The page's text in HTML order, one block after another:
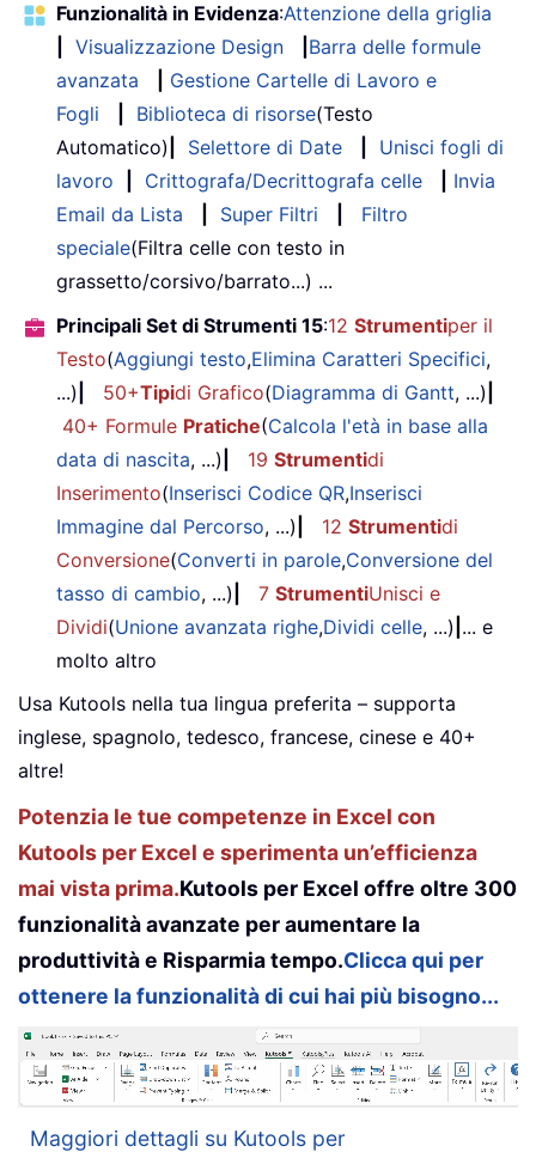
Funzionalità in Evidenza:Attenzione della griglia
Visualizzazione Design
Barra delle formule
avanzata
Gestione Cartelle di Lavoro e
Fogli
Biblioteca di risorse(Testo
Automatico)
Selettore di Date
Unisci fogli di
lavoro
Crittografa/Decrittografa celle
Invia
Email da Lista
Super Filtri
Filtro
speciale(Filtra celle con testo in
grassetto/corsivo/barrato...) ...
Principali Set di Strumenti 15:12 Strumentiper il
Testo(Aggiungi testo,Elimina Caratteri Specifici,
...)
50+Tipidi Grafico(Diagramma di Gantt, ...)
40+ Formule Pratiche(Calcola l'età in base alla
data di nascita, ...) 19 Strumentidi
Inserimento(Inserisci Codice QR,Inserisci
Immagine dal Percorso, ...) 12 Strumentidi
Conversione(Converti in parole,Conversione del
tasso di cambio, ...) 7 StrumentiUnisci e
Dividi(Unione avanzata righe,Dividi celle, ...) ... e
molto altro
Usa Kutools nella tua lingua preferita – supporta
inglese, spagnolo, tedesco, francese, cinese e 40+
altre!
Potenzia le tue competenze in Excel con
Kutools per Excel e sperimenta un’efficienza
mai vista prima.Kutools per Excel offre oltre 300
funzionalità avanzate per aumentare la
produttività e Risparmia tempo.Clicca qui per
ottenere la funzionalità di cui hai più bisogno...
Maggiori dettagli su Kutools per